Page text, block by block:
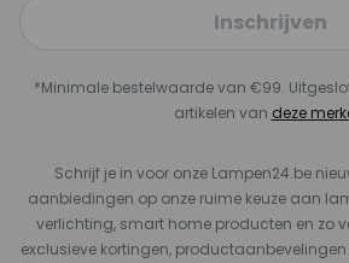
Inschrijven
*Minimale bestelwaarde van €99.
artikelen van deze
Schrijf je in voor onze Lampen24.be
aanbiedingen op onze ruime keuze aan
verlichting, smart home producten en zo
exclusieve kortingen,